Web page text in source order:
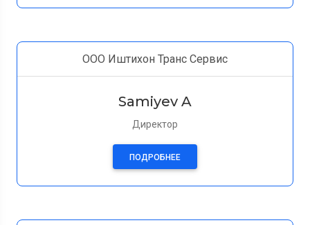
ООО Иштихон Транс Сервис
Samiyev A
Директор
ПОДРОБНЕЕ